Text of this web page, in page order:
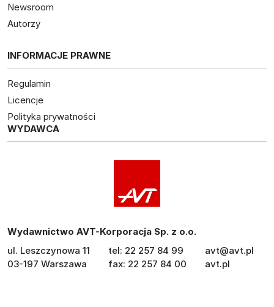
Newsroom
Autorzy
INFORMACJE PRAWNE
Regulamin
Licencje
Polityka prywatności
WYDAWCA
Wydawnictwo AVT-Korporacja Sp. z o.o.
ul. Leszczynowa 11
03-197 Warszawa
tel: 22 257 84 99
fax: 22 257 84 00
avt@avt.pl
avt.pl